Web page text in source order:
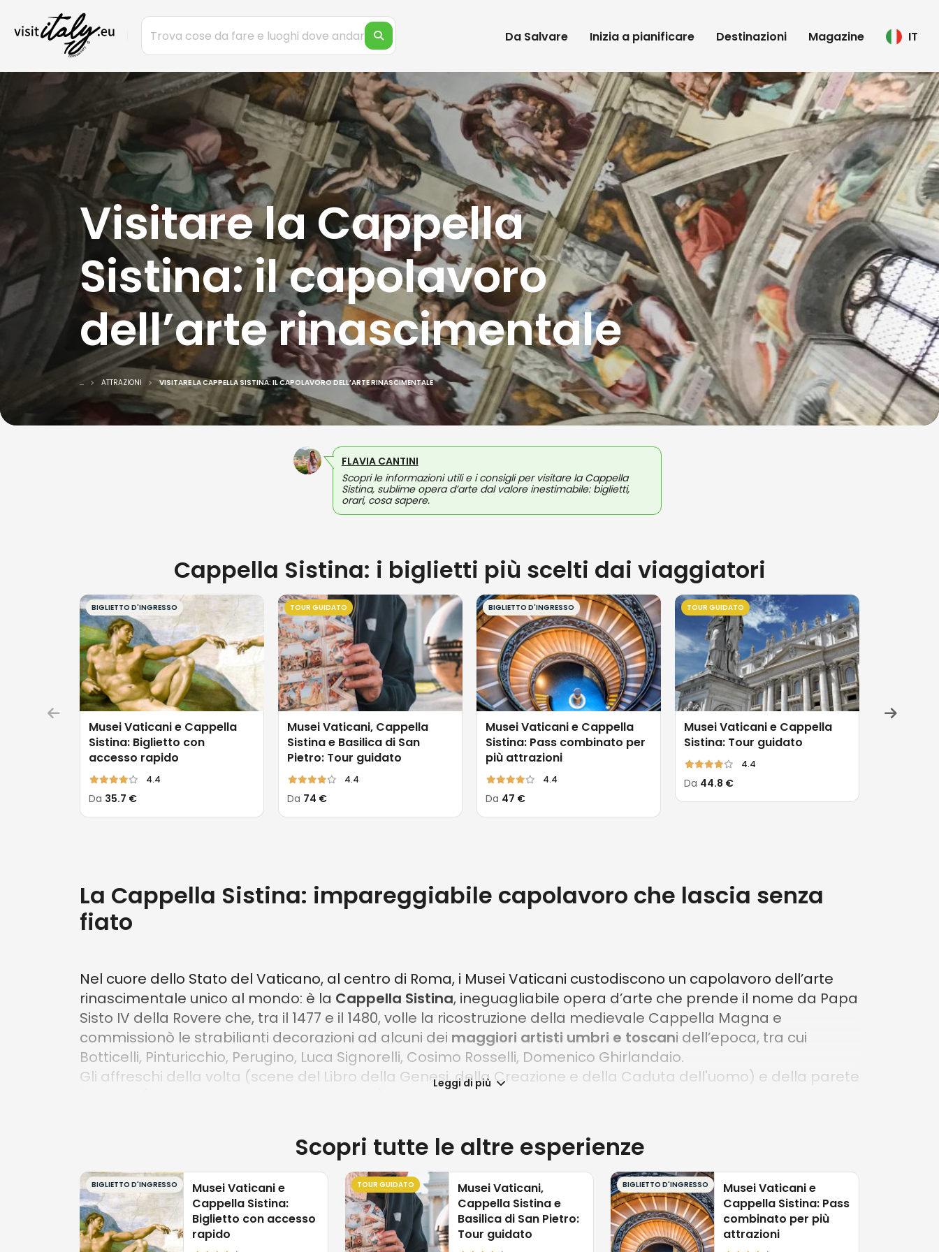
Da Salvare Inizia a pianificare Destinazioni Magazine IT
Visitare la Cappella
Sistina: il capolavoro
dell’arte rinascimentale
... ATTRAZIONI VISITARE LA CAPPELLA SISTINA: IL CAPOLAVORO DELL’ARTE RINASCIMENTALE
FLAVIA CANTINI
Scopri le informazioni utili e i consigli per visitare la Cappella
Sistina, sublime opera d’arte dal valore inestimabile: biglietti,
orari, cosa sapere.
Cappella Sistina: i biglietti più scelti dai viaggiatori
BIGLIETTO D'INGRESSO
Musei Vaticani e Cappella
Sistina: Biglietto con
accesso rapido
4.4
Da 35.7 €
TOUR GUIDATO
Musei Vaticani, Cappella
Sistina e Basilica di San
Pietro: Tour guidato
4.4
Da 74 €
BIGLIETTO D'INGRESSO
Musei Vaticani e Cappella
Sistina: Pass combinato per
più attrazioni
4.4
Da 47 €
TOUR GUIDATO
Musei Vaticani e Cappella
Sistina: Tour guidato
4.4
Da 44.8 €
La Cappella Sistina: impareggiabile capolavoro che lascia senza
fiato
Nel cuore dello Stato del Vaticano, al centro di Roma, i Musei Vaticani custodiscono un capolavoro dell’arte
rinascimentale unico al mondo: è la Cappella Sistina, ineguagliabile opera d’arte che prende il nome da Papa
Sisto IV della Rovere che, tra il 1477 e il 1480, volle la ricostruzione della medievale Cappella Magna e
commissionò le strabilianti decorazioni ad alcuni dei maggiori artisti umbri e toscani dell’epoca, tra cui
Botticelli, Pinturicchio, Perugino, Luca Signorelli, Cosimo Rosselli, Domenico Ghirlandaio.
Gli affreschi della volta (scene del Libro della Genesi, della Creazione e della Caduta dell'uomo) e della parete
), invece, sono nati dalla maestria di
È impossibile tradurre in parole la magnificenza di capolavori così straordinari, considerati all’epoca il vertice
dell’arte italiana più innovativa. La loro bellezza è tale da rendere ardua l’impresa di sceglierne uno solo come
emblema. Tuttavia, forse l’affresco che meglio incarna l’essenza di questa straordinaria impresa artistica è
quello realizzato dalPerugino: una scena grandiosa in cui Cristo consegna a San Pietro le chiavi del regno di
Dio. L’ambientazione è una maestosa piazza italiana, dove i personaggi si muovono con naturalezza all’interno
di uno spazio rigoroso, scandito da geometrie armoniose e da un’impressionante prospettiva, frutto delle più
Leggi di più
Scopri tutte le altre esperienze
BIGLIETTO D'INGRESSO
Musei Vaticani e
Cappella Sistina:
Biglietto con accesso
rapido
TOUR GUIDATO
Musei Vaticani,
Cappella Sistina e
Basilica di San Pietro:
Tour guidato
BIGLIETTO D'INGRESSO
Musei Vaticani e
Cappella Sistina: Pass
combinato per più
attrazioni